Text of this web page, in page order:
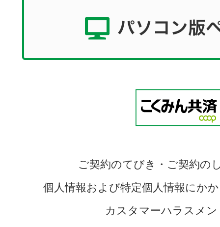
ご契約のてびき・ご契約の
個人情報および特定個人情報にか
カスタマーハラスメ